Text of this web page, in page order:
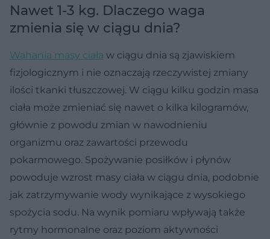
Nawet 1-3 kg. Dlaczego waga
zmienia się w ciągu dnia?
Wahania masy ciała w ciągu dnia są zjawiskiem
fizjologicznym i nie oznaczają rzeczywistej zmiany
ilości tkanki tłuszczowej. W ciągu kilku godzin masa
ciała może zmieniać się nawet o kilka kilogramów,
głównie z powodu zmian w nawodnieniu
organizmu oraz zawartości przewodu
pokarmowego. Spożywanie posiłków i płynów
powoduje wzrost masy ciała w ciągu dnia, podobnie
jak zatrzymywanie wody wynikające z wysokiego
spożycia sodu. Na wynik pomiaru wpływają także
rytmy hormonalne oraz poziom aktywności